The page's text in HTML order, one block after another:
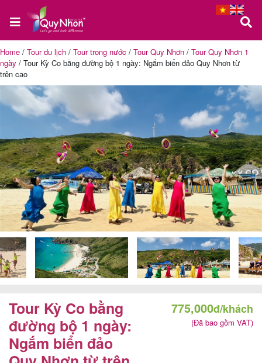
Trang
chủ
Tour
Quy
Nhơn
Tour
Phú
Yên
Tour
trong
nước
Home / Tour du lịch / Tour trong nước / Tour Quy Nhơn / Tour Quy Nhơn 1
ngày / Tour Kỳ Co bằng đường bộ 1 ngày: Ngắm biển đảo Quy Nhơn từ
trên cao
Tour Kỳ Co bằng
đường bộ 1 ngày:
Ngắm biển đảo
775,000đ/khách
(Đã bao gồm VAT)